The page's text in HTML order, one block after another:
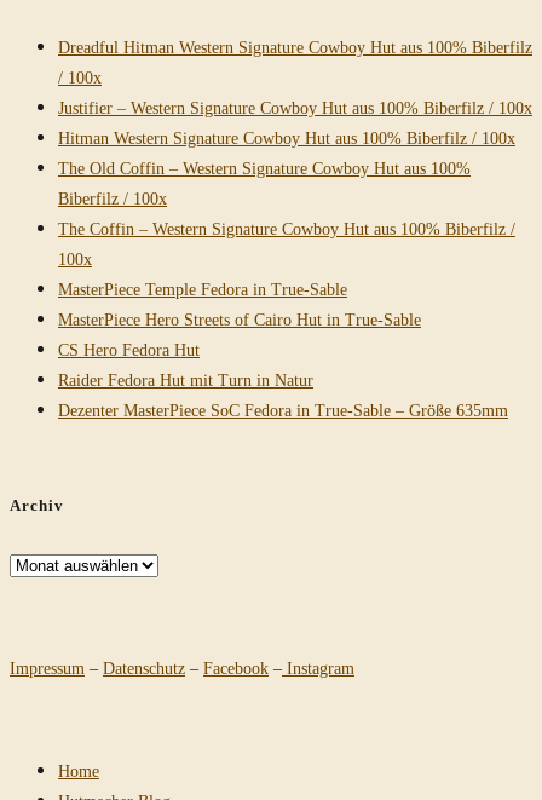
Dreadful Hitman Western Signature Cowboy Hut aus 100% Biberfilz
/ 100x
Justifier – Western Signature Cowboy Hut aus 100% Biberfilz / 100x
Hitman Western Signature Cowboy Hut aus 100% Biberfilz / 100x
The Old Coffin – Western Signature Cowboy Hut aus 100%
Biberfilz / 100x
The Coffin – Western Signature Cowboy Hut aus 100% Biberfilz /
100x
MasterPiece Temple Fedora in True-Sable
MasterPiece Hero Streets of Cairo Hut in True-Sable
CS Hero Fedora Hut
Raider Fedora Hut mit Turn in Natur
Dezenter MasterPiece SoC Fedora in True-Sable – Größe 635mm
Archiv
Archiv
Impressum – Datenschutz – Facebook – Instagram
Home